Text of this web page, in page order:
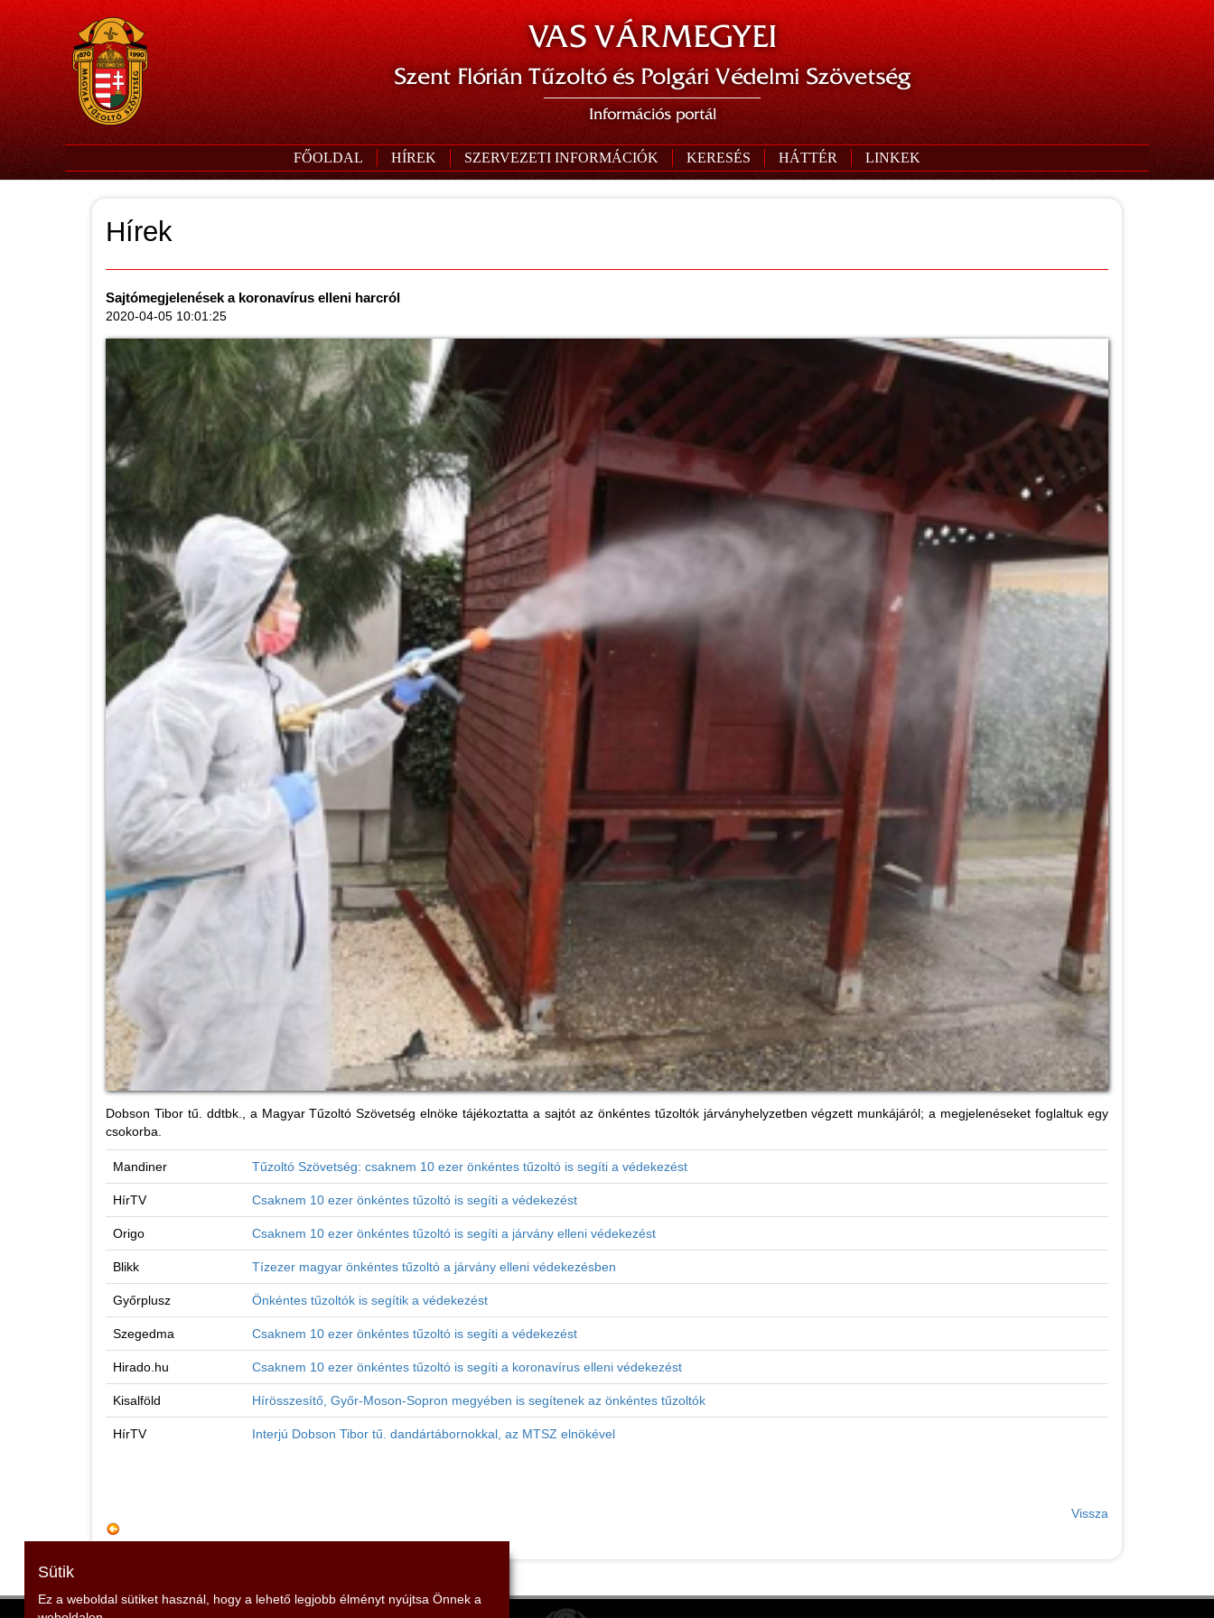
VAS VÁRMEGYEI
Szent Flórián Tűzoltó és Polgári Védelmi Szövetség
Információs portál
FŐOLDAL HÍREK SZERVEZETI INFORMÁCIÓK KERESÉS HÁTTÉR LINKEK
Hírek
Sajtómegjelenések a koronavírus elleni harcról
2020-04-05 10:01:25
Dobson Tibor tű. ddtbk., a Magyar Tűzoltó Szövetség elnöke tájékoztatta a sajtót az önkéntes tűzoltók járványhelyzetben végzett munkájáról; a megjelenéseket foglaltuk egy
csokorba.
Mandiner Tűzoltó Szövetség: csaknem 10 ezer önkéntes tűzoltó is segíti a védekezést
HírTV Csaknem 10 ezer önkéntes tűzoltó is segíti a védekezést
Origo Csaknem 10 ezer önkéntes tűzoltó is segíti a járvány elleni védekezést
Blikk Tízezer magyar önkéntes tűzoltó a járvány elleni védekezésben
Győrplusz Önkéntes tűzoltók is segítik a védekezést
Szegedma Csaknem 10 ezer önkéntes tűzoltó is segíti a védekezést
Hirado.hu Csaknem 10 ezer önkéntes tűzoltó is segíti a koronavírus elleni védekezést
Kisalföld Hírösszesítő, Győr-Moson-Sopron megyében is segítenek az önkéntes tűzoltók
HírTV Interjú Dobson Tibor tű. dandártábornokkal, az MTSZ elnökével
Vissza
Sütik
Ez a weboldal sütiket használ, hogy a lehető legjobb élményt nyújtsa Önnek a